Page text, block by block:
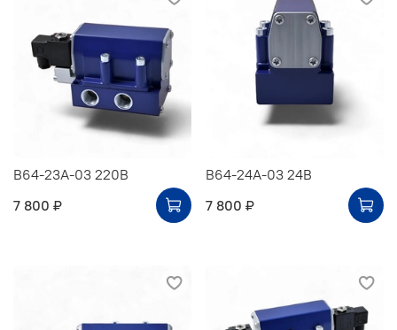
В64-23А-03 220В
7 800 ₽
В64-24А-03 24В
7 800 ₽